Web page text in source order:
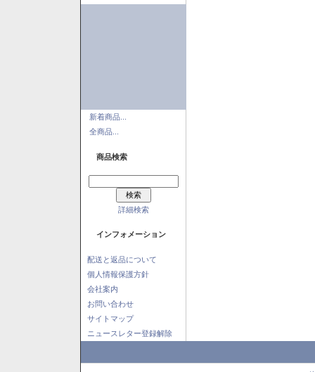
新着商品...
全商品...
商品検索
詳細検索
インフォメーション
配送と返品について
個人情報保護方針
会社案内
お問い合わせ
サイトマップ
ニュースレター登録解除